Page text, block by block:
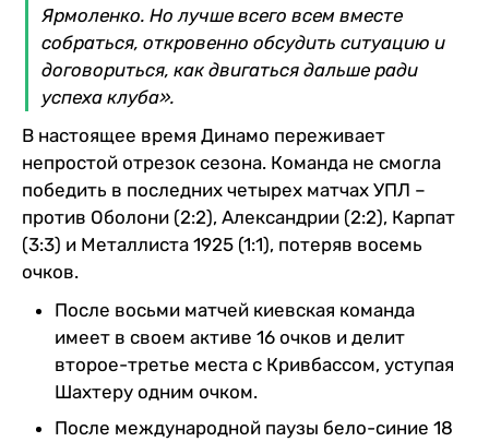
Ярмоленко. Но лучше всего всем вместе
собраться, откровенно обсудить ситуацию и
договориться, как двигаться дальше ради
успеха клуба».
В настоящее время Динамо переживает
непростой отрезок сезона. Команда не смогла
победить в последних четырех матчах УПЛ –
против Оболони (2:2), Александрии (2:2), Карпат
(3:3) и Металлиста 1925 (1:1), потеряв восемь
очков.
После восьми матчей киевская команда
имеет в своем активе 16 очков и делит
второе-третье места с Кривбассом, уступая
Шахтеру одним очком.
После международной паузы бело-синие 18